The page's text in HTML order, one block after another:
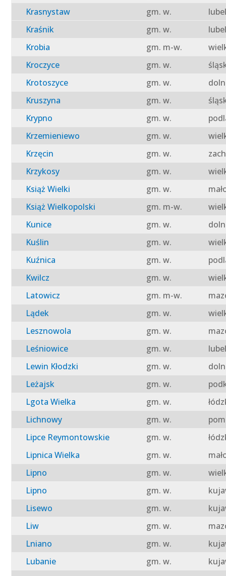
Krasnystaw
gm. w.
Kraśnik
gm. w.
Krobia
gm. m-w.
Kroczyce
gm. w.
Krotoszyce
gm. w.
Kruszyna
gm. w.
Krypno
gm. w.
Krzemieniewo
gm. w.
Krzęcin
gm. w.
Krzykosy
gm. w.
Książ Wielki
gm. w.
Książ Wielkopolski
gm. m-w.
Kunice
gm. w.
Kuślin
gm. w.
Kuźnica
gm. w.
Kwilcz
gm. w.
Latowicz
gm. m-w.
Lądek
gm. w.
Lesznowola
gm. w.
Leśniowice
gm. w.
Lewin Kłodzki
gm. w.
Leżajsk
gm. w.
Lgota Wielka
gm. w.
Lichnowy
gm. w.
Lipce Reymontowskie
gm. w.
Lipnica Wielka
gm. w.
Lipno
gm. w.
Lipno
gm. w.
Lisewo
gm. w.
Liw
gm. w.
Lniano
gm. w.
Lubanie
gm. w.